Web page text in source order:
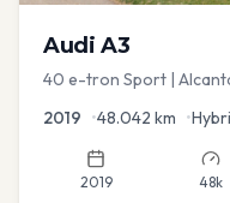
Audi A3
40 e-tron Sport |
2019 •48.042 km •
2019 48k